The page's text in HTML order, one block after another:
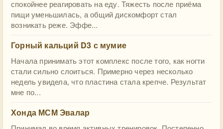
спокойнее реагировать на еду. Тяжесть после приёма
пищи уменьшилась, а общий дискомфорт стал
возникать реже. Эффе...
Горный кальций D3 с мумие
Начала принимать этот комплекс после того, как ногти
стали сильно слоиться. Примерно через несколько
недель увидела, что пластина стала крепче. Результат
мне по...
Хонда МСМ Эвалар